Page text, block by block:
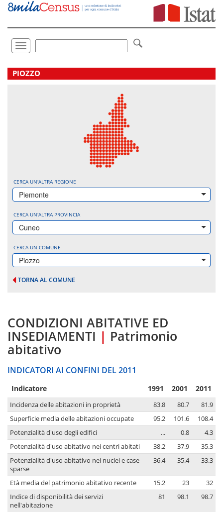
Vai
direttamente
Toggle
navigation
.
PIOZZO
CERCA UN'ALTRA REGIONE
Piemonte
CERCA UN'ALTRA PROVINCIA
Cuneo
CERCA UN COMUNE
Piozzo
TORNA AL COMUNE
CONDIZIONI ABITATIVE ED
INSEDIAMENTI | Patrimonio
abitativo
INDICATORI AI CONFINI DEL 2011
Indicatore 1991 2001 2011
Incidenza delle abitazioni in proprietà 83.8 80.7
81.9
Superficie media delle abitazioni occupate
95.2 101.6
108.4
Potenzialità d'uso degli edifici
... 0.8
4.3
Potenzialità d'uso abitativo nei centri abitati
38.2 37.9
35.3
Potenzialità d'uso abitativo nei nuclei e case
sparse
36.4 35.4 33.3
Età media del patrimonio abitativo recente 15.2 23
32
Indice di disponibilità dei servizi
nell'abitazione
81 98.1 98.7